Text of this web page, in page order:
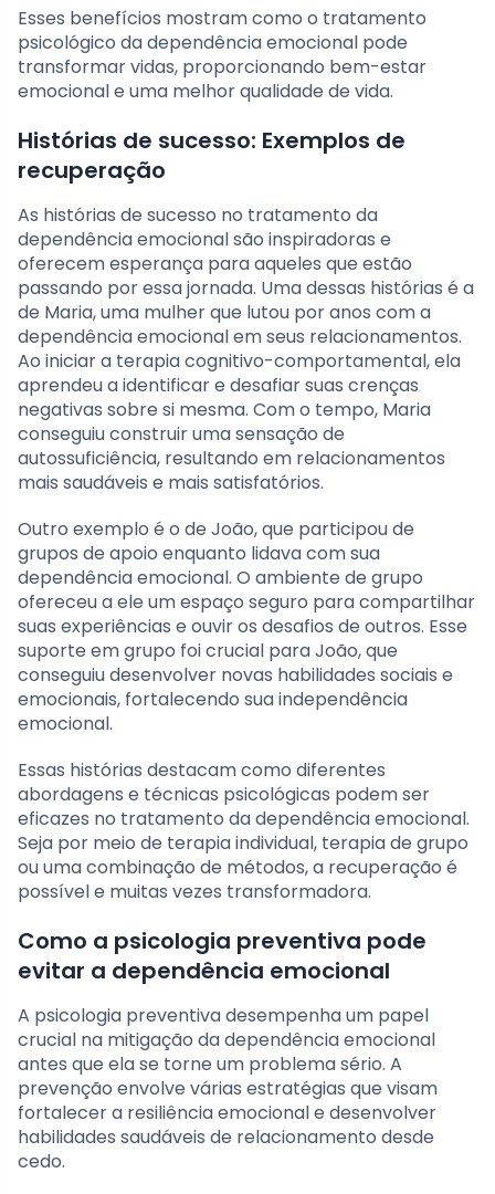
Esses benefícios mostram como o tratamento
psicológico da dependência emocional pode
transformar vidas, proporcionando bem-estar
emocional e uma melhor qualidade de vida.
Histórias de sucesso: Exemplos de
recuperação
As histórias de sucesso no tratamento da
dependência emocional são inspiradoras e
oferecem esperança para aqueles que estão
passando por essa jornada. Uma dessas histórias é a
de Maria, uma mulher que lutou por anos com a
dependência emocional em seus relacionamentos.
Ao iniciar a terapia cognitivo-comportamental, ela
aprendeu a identificar e desafiar suas crenças
negativas sobre si mesma. Com o tempo, Maria
conseguiu construir uma sensação de
autossuficiência, resultando em relacionamentos
mais saudáveis e mais satisfatórios.
Outro exemplo é o de João, que participou de
grupos de apoio enquanto lidava com sua
dependência emocional. O ambiente de grupo
ofereceu a ele um espaço seguro para compartilhar
suas experiências e ouvir os desafios de outros. Esse
suporte em grupo foi crucial para João, que
conseguiu desenvolver novas habilidades sociais e
emocionais, fortalecendo sua independência
emocional.
Essas histórias destacam como diferentes
abordagens e técnicas psicológicas podem ser
eficazes no tratamento da dependência emocional.
Seja por meio de terapia individual, terapia de grupo
ou uma combinação de métodos, a recuperação é
possível e muitas vezes transformadora.
Como a psicologia preventiva pode
evitar a dependência emocional
A psicologia preventiva desempenha um papel
crucial na mitigação da dependência emocional
antes que ela se torne um problema sério. A
prevenção envolve várias estratégias que visam
fortalecer a resiliência emocional e desenvolver
habilidades saudáveis de relacionamento desde
cedo.